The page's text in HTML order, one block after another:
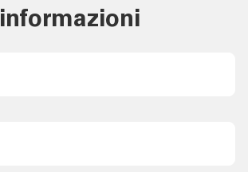
informazioni